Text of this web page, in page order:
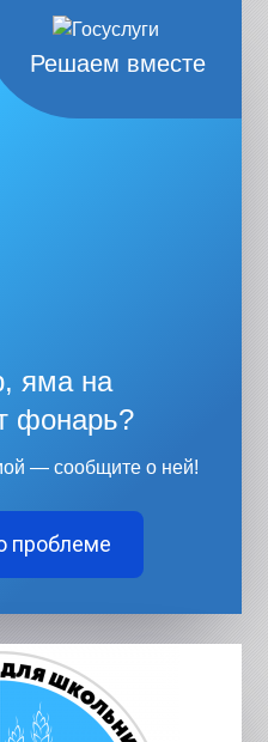
Решаем вместе
яма на
фонарь?
— сообщите о ней!
проблеме